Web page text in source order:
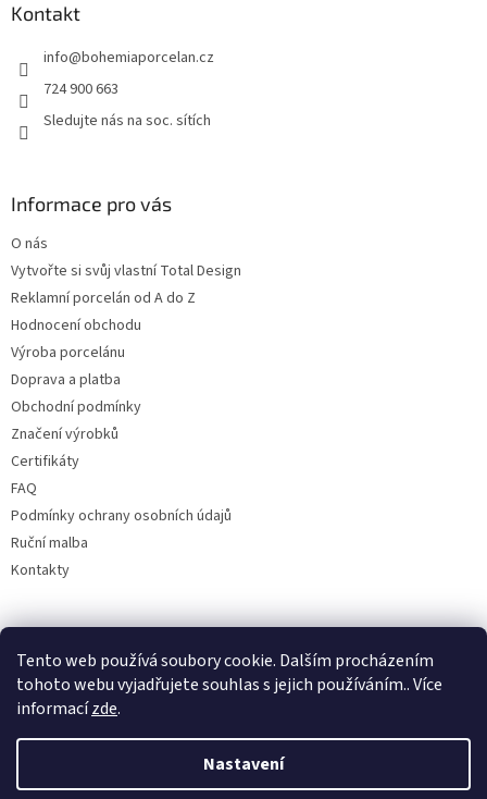
Tento web používá soubory cookie. Dalším procházením
tohoto webu vyjadřujete souhlas s jejich používáním.. Více
informacízde.
Nastavení
Kontakt
info@bohemiaporcelan.cz
724 900 663
Sledujte nás na soc. sítích
Informace pro vás
O nás
Vytvořte si svůj vlastní Total Design
Reklamní porcelán od A do Z
Hodnocení obchodu
Výroba porcelánu
Doprava a platba
Obchodní podmínky
Značení výrobků
Certifikáty
FAQ
Podmínky ochrany osobních údajů
Ruční malba
Kontakty
Facebook